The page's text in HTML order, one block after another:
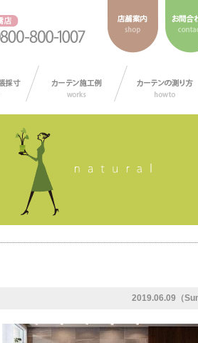
2019.06.09（Sun